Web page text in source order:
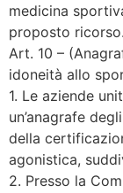
medicina
proposto ricorso.
Art. 10 –
idoneità allo
1. Le aziende
un’anagrafe
della
agonistica,
2. Presso la